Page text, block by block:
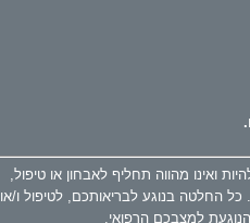
ואינו מהווה תחליף לאבחון או טיפול,
החלטה בנוגע לבריאותכם, לטיפול ו/או
למצבכם הרפואי.